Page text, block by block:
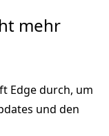
mehr
Edge durch, um
und den